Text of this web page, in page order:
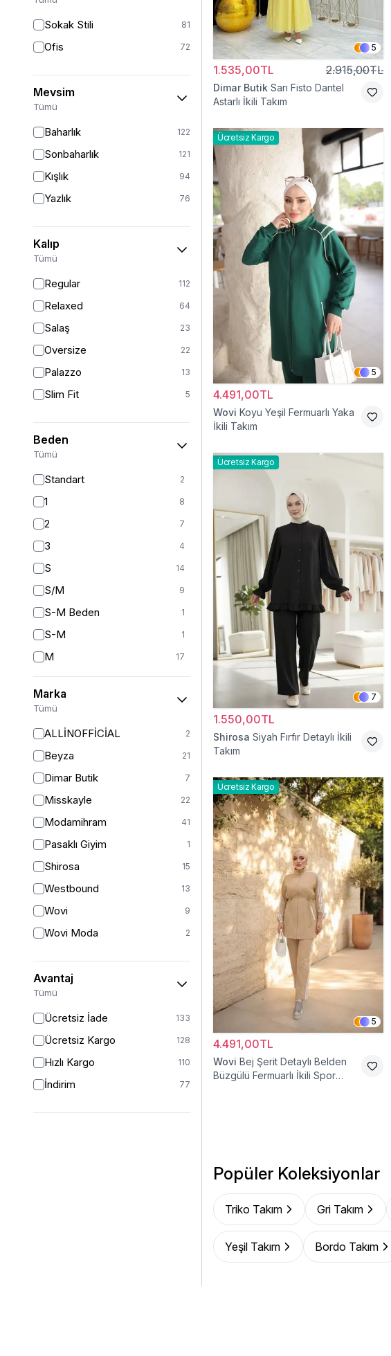
Sokak Stili 81
Ofis 72
Mevsim
Tümü
Baharlık 122
Sonbaharlık 121
Kışlık 94
Yazlık 76
Kalıp
Tümü
Regular 112
Relaxed 64
Salaş 23
Oversize 22
Palazzo 13
Slim Fit 5
Beden
Tümü
Standart 2
1 8
2 7
3 4
S 14
S/M 9
S-M Beden 1
S-M 1
M 17
L 16
L/XL 8
42/44 15
44
46
2 (44-46)
46/48
Marka
Tümü
ALLİNOFFİCİAL 2
Beyza 21
Dimar Butik 7
Misskayle 22
Modamihram 41
Pasaklı Giyim 1
Shirosa 15
Westbound 13
Wovi 9
Wovi Moda 2
Avantaj
Tümü
Ücretsiz İade 133
Ücretsiz Kargo 128
Hızlı Kargo 110
İndirim 77
5
1.535,00TL 2.915,00TL
Dimar Butik Sarı Fisto Dantel
Astarlı İkili Takım
Ücretsiz Kargo
5
4.491,00TL
Wovi Koyu Yeşil Fermuarlı Yaka
İkili Takım
Ücretsiz Kargo
7
1.550,00TL
Shirosa Siyah Fırfır Detaylı İkili
Takım
Ücretsiz Kargo
5
4.491,00TL
Wovi Bej Şerit Detaylı Belden
Büzgülü Fermuarlı İkili Spor
Popüler Koleksiyonlar
Triko Takım Gri Takım
Yeşil Takım Bordo Takım